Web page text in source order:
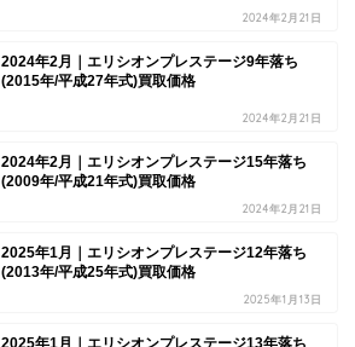
2024年2月21日
2024年2月｜エリシオンプレステージ9年落ち
(2015年/平成27年式)買取価格
2024年2月21日
2024年2月｜エリシオンプレステージ15年落ち
(2009年/平成21年式)買取価格
2024年2月21日
2025年1月｜エリシオンプレステージ12年落ち
(2013年/平成25年式)買取価格
2025年1月13日
2025年1月｜エリシオンプレステージ13年落ち